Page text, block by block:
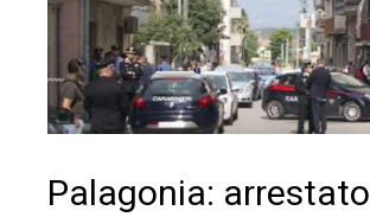
Palagonia: arrestato